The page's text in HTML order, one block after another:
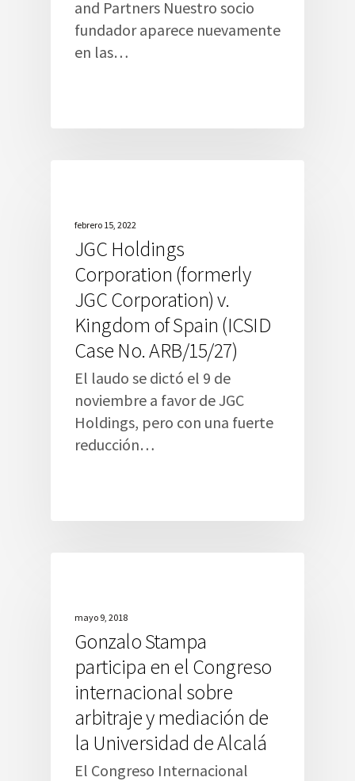
and Partners Nuestro socio
fundador aparece nuevamente
en las…
febrero 15, 2022
JGC Holdings
Corporation (formerly
JGC Corporation) v.
Kingdom of Spain (ICSID
Case No. ARB/15/27)
El laudo se dictó el 9 de
noviembre a favor de JGC
Holdings, pero con una fuerte
reducción…
mayo 9, 2018
Gonzalo Stampa
participa en el Congreso
internacional sobre
arbitraje y mediación de
la Universidad de Alcalá
El Congreso Internacional